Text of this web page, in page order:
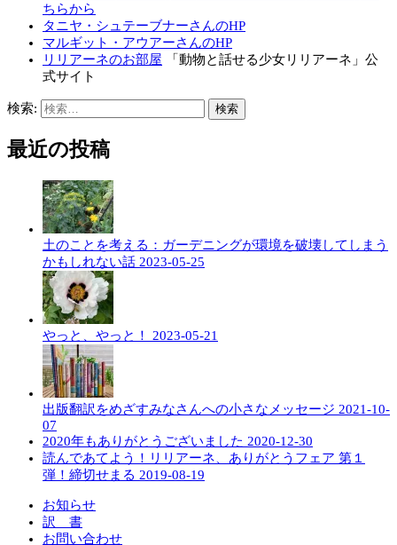
ちらから
タニヤ・シュテーブナーさんのHP
マルギット・アウアーさんのHP
リリアーネのお部屋 「動物と話せる少女リリアーネ」公
式サイト
検索:
最近の投稿
土のことを考える：ガーデニングが環境を破壊してしまう
かもしれない話 2023-05-25
やっと、やっと！ 2023-05-21
出版翻訳をめざすみなさんへの小さなメッセージ 2021-10-
07
2020年もありがとうございました 2020-12-30
読んであてよう！リリアーネ、ありがとうフェア 第１
弾！締切せまる 2019-08-19
お知らせ
訳 書
お問い合わせ